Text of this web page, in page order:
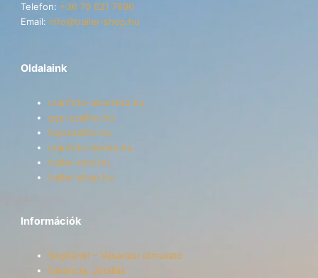
Telefon: +36 70 621 7696
Email: info@trailer-shop.hu
Oldalaink
utanfuto-alkatresz.hu
gep-szallito.hu
hajoszallito.hu
utanfuto-berles.hu
trailer-rent.hu
trailer-shop.hu
Információk
Segítünk! – Vásárlási útmutató
Garancia, Jótállás